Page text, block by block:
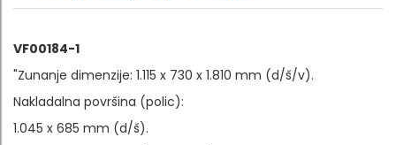
VF00184-1
"Zunanje dimenzije: 1.115 x 730 x 1.810 mm (d/š/v).
Nakladalna površina (polic):
1.045 x 685 mm (d/š).